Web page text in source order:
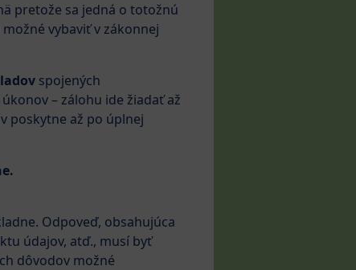
pretože sa jedná o totožnú
vybaviť v zákonnej
spojených
– zálohu ide žiadať až
poskytne až po úplnej
Odpoveď, obsahujúca
údajov, atď., musí byť
dôvodov možné